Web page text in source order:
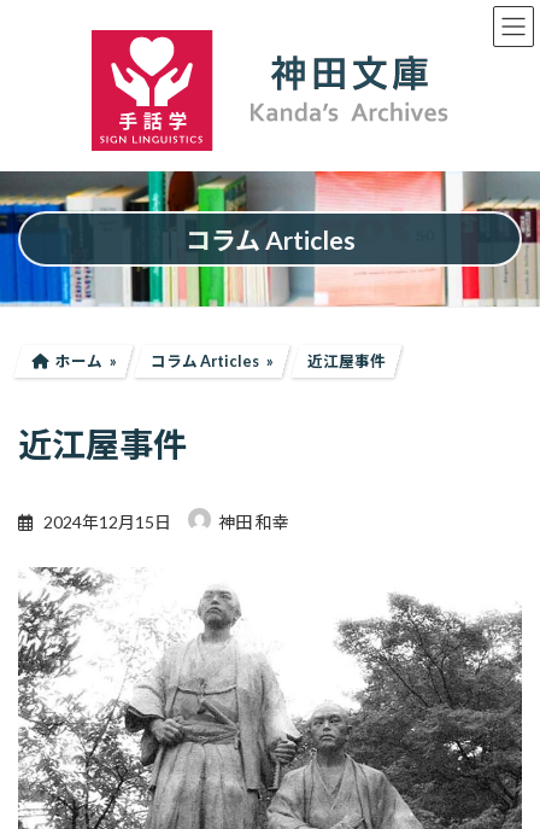
ッ
プ
移
動
コラム Articles
ホーム コラム Articles 近江屋事件
近江屋事件
2024年12月15日 神田 和幸